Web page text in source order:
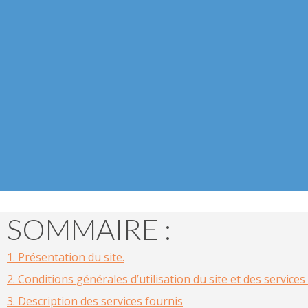
SOMMAIRE :
1. Présentation du site.
2. Conditions générales d’utilisation du site et des
3. Description des services fournis